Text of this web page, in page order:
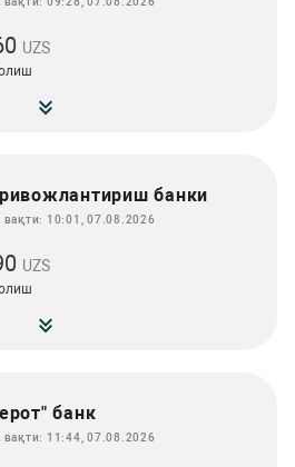
UZS
банки
вақти: 10:01, 07.08.2026
UZS
банк
вақти: 11:44, 07.08.2026